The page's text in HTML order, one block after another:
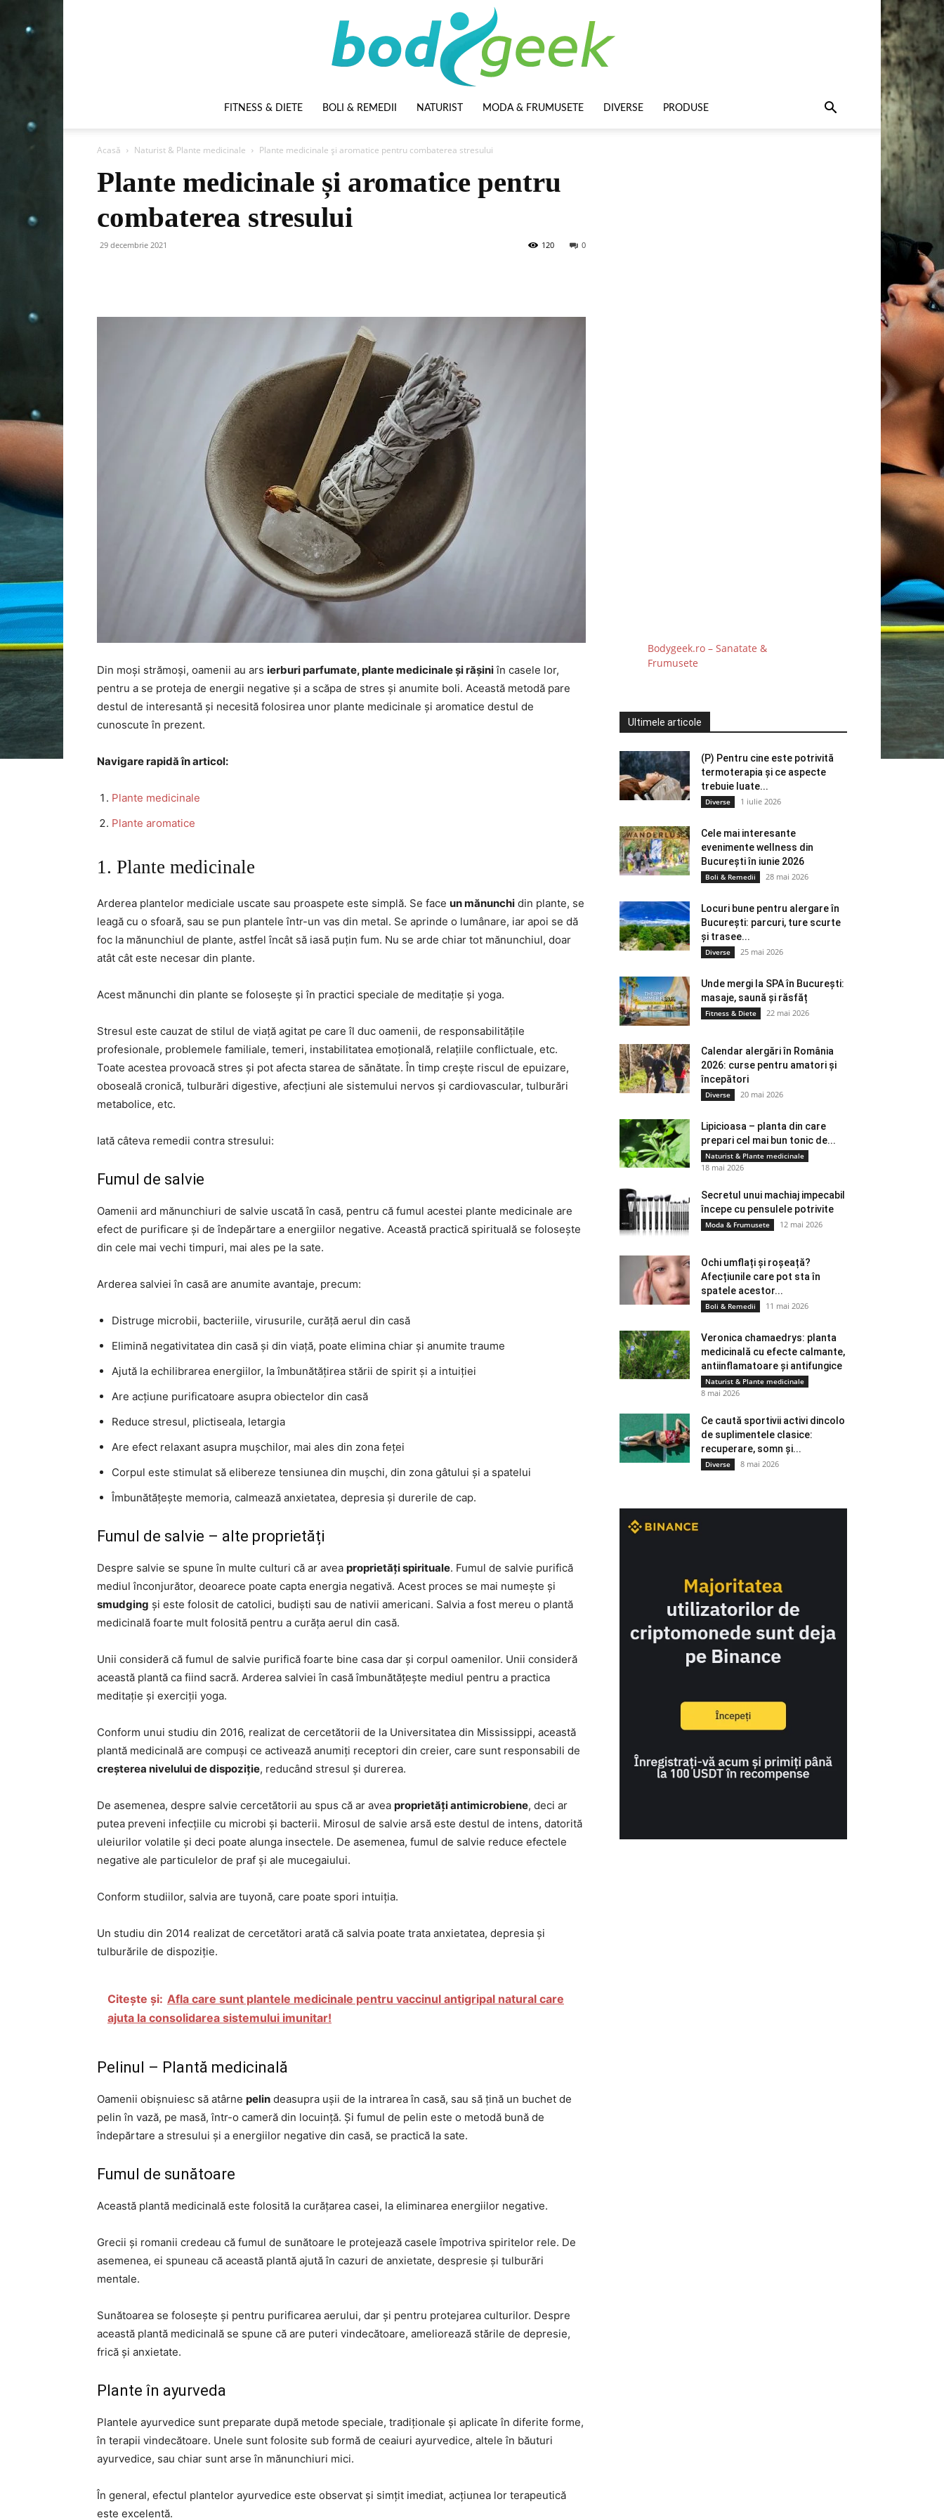
FITNESS & DIETE BOLI & REMEDII NATURIST MODA & FRUMUSETE DIVERSE PRODUSE
Acasă Naturist & Plante medicinale Plante medicinale și aromatice pentru combaterea stresului
Plante medicinale și aromatice pentru
combaterea stresului
29 decembrie 2021 0
120
Din moși strămoși, oamenii au ars ierburi parfumate, plante medicinale și rășiniîn casele lor,
pentru a se proteja de energii negative și a scăpa de stres și anumite boli. Această metodă pare
destul de interesantă și necesită folosirea unor plante medicinale și aromatice destul de
cunoscute în prezent.
Navigare rapidă în articol:
Plante medicinale
Plante aromatice
1. Plante medicinale
Arderea plantelor mediciale uscate sau proaspete este simplă. Se face un mănunchi din plante, se
leagă cu o sfoară, sau se pun plantele într-un vas din metal. Se aprinde o lumânare, iar apoi se dă
foc la mănunchiul de plante, astfel încât să iasă puțin fum. Nu se arde chiar tot mănunchiul, doar
atât cât este necesar din plante.
Acest mănunchi din plante se folosește și în practici speciale de meditație și yoga.
Stresul este cauzat de stilul de viață agitat pe care îl duc oamenii, de responsabilitățile
profesionale, problemele familiale, temeri, instabilitatea emoțională, relațiile conflictuale, etc.
Toate acestea provoacă stres și pot afecta starea de sănătate. În timp crește riscul de epuizare,
oboseală cronică, tulburări digestive, afecțiuni ale sistemului nervos și cardiovascular, tulburări
metabolice, etc.
Iată câteva remedii contra stresului:
Fumul de salvie
Oamenii ard mănunchiuri de salvie uscată în casă, pentru că fumul acestei plante medicinale are
efect de purificare și de îndepărtare a energiilor negative. Această practică spirituală se folosește
din cele mai vechi timpuri, mai ales pe la sate.
Arderea salviei în casă are anumite avantaje, precum:
Distruge microbii, bacteriile, virusurile, curăță aerul din casă
Elimină negativitatea din casă și din viață, poate elimina chiar și anumite traume
Ajută la echilibrarea energiilor, la îmbunătățirea stării de spirit și a intuiției
Are acțiune purificatoare asupra obiectelor din casă
Reduce stresul, plictiseala, letargia
Are efect relaxant asupra mușchilor, mai ales din zona feței
Corpul este stimulat să elibereze tensiunea din mușchi, din zona gâtului și a spatelui
Îmbunătățește memoria, calmează anxietatea, depresia și durerile de cap.
Fumul de salvie – alte proprietăți
Despre salvie se spune în multe culturi că ar avea proprietăți spirituale. Fumul de salvie purifică
mediul înconjurător, deoarece poate capta energia negativă. Acest proces se mai numește și
smudging și este folosit de catolici, budiști sau de nativii americani. Salvia a fost mereu o plantă
medicinală foarte mult folosită pentru a curăța aerul din casă.
Unii consideră că fumul de salvie purifică foarte bine casa dar și corpul oamenilor. Unii consideră
această plantă ca fiind sacră. Arderea salviei în casă îmbunătățește mediul pentru a practica
meditație și exerciții yoga.
Conform unui studiu din 2016, realizat de cercetătorii de la Universitatea din Mississippi, această
plantă medicinală are compuși ce activează anumiți receptori din creier, care sunt responsabili de
creșterea nivelului de dispoziție, reducând stresul și durerea.
De asemenea, despre salvie cercetătorii au spus că ar avea proprietăți antimicrobiene, deci ar
putea preveni infecțiile cu microbi și bacterii. Mirosul de salvie arsă este destul de intens, datorită
uleiurilor volatile și deci poate alunga insectele. De asemenea, fumul de salvie reduce efectele
negative ale particulelor de praf și ale mucegaiului.
Conform studiilor, salvia are tuyonă, care poate spori intuiția.
Un studiu din 2014 realizat de cercetători arată că salvia poate trata anxietatea, depresia și
tulburările de dispoziție.
Citește și: Afla care sunt plantele medicinale pentru vaccinul antigripal natural care
ajuta la consolidarea sistemului imunitar!
Pelinul – Plantă medicinală
Oamenii obișnuiesc să atârne pelin deasupra ușii de la intrarea în casă, sau să țină un buchet de
pelin în vază, pe masă, într-o cameră din locuință. Și fumul de pelin este o metodă bună de
îndepărtare a stresului și a energiilor negative din casă, se practică la sate.
Fumul de sunătoare
Această plantă medicinală este folosită la curățarea casei, la eliminarea energiilor negative.
Grecii și romanii credeau că fumul de sunătoare le protejează casele împotriva spiritelor rele. De
asemenea, ei spuneau că această plantă ajută în cazuri de anxietate, despresie și tulburări
mentale.
Sunătoarea se folosește și pentru purificarea aerului, dar și pentru protejarea culturilor. Despre
această plantă medicinală se spune că are puteri vindecătoare, ameliorează stările de depresie,
frică și anxietate.
Plante în ayurveda
Plantele ayurvedice sunt preparate după metode speciale, tradiționale și aplicate în diferite forme,
în terapii vindecătoare. Unele sunt folosite sub formă de ceaiuri ayurvedice, altele în băuturi
ayurvedice, sau chiar sunt arse în mănunchiuri mici.
În general, efectul plantelor ayurvedice este observat și simțit imediat, acțiunea lor terapeutică
este excelentă.
Bodygeek.ro – Sanatate &
Frumusete
Ultimele articole
(P) Pentru cine este potrivită
termoterapia și ce aspecte
trebuie luate...
Diverse 1 iulie 2026
Cele mai interesante
evenimente wellness din
București în iunie 2026
Boli & Remedii 28 mai 2026
Locuri bune pentru alergare în
București: parcuri, ture scurte
și trasee...
Diverse 25 mai 2026
Unde mergi la SPA în București:
masaje, saună și răsfăț
Fitness & Diete 22 mai 2026
Calendar alergări în România
2026: curse pentru amatori și
începători
Diverse 20 mai 2026
Lipicioasa – planta din care
prepari cel mai bun tonic de...
Naturist & Plante medicinale
18 mai 2026
Secretul unui machiaj impecabil
începe cu pensulele potrivite
Moda & Frumusete 12 mai 2026
Ochi umflați și roșeață?
Afecțiunile care pot sta în
spatele acestor...
Boli & Remedii 11 mai 2026
Veronica chamaedrys: planta
medicinală cu efecte calmante,
antiinflamatoare și antifungice
Naturist & Plante medicinale
8 mai 2026
Ce caută sportivii activi dincolo
de suplimentele clasice:
recuperare, somn și...
Diverse 8 mai 2026